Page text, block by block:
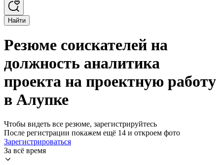
Найти
Резюме соискателей на
должность аналитика
проекта на проектную работу
в Алупке
Чтобы видеть все резюме, зарегистрируйтесь
После регистрации покажем ещё 14 и откроем фото
Зарегистрироваться
За всё время